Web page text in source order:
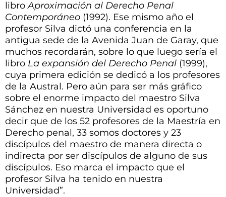
libroAproximación al Derecho Penal
Contemporáneo (1992). Ese mismo año el
profesor Silva dictó una conferencia en la
antigua sede de la Avenida Juan de Garay, que
muchos recordarán, sobre lo que luego sería el
libro La expansión del Derecho Penal (1999),
cuya primera edición se dedicó a los profesores
de la Austral. Pero aún para ser más gráfico
sobre el enorme impacto del maestro Silva
Sánchez en nuestra Universidad es oportuno
decir que de los 52 profesores de la Maestría en
Derecho penal, 33 somos doctores y 23
discípulos del maestro de manera directa o
indirecta por ser discípulos de alguno de sus
discípulos. Eso marca el impacto que el
profesor Silva ha tenido en nuestra
Universidad”.